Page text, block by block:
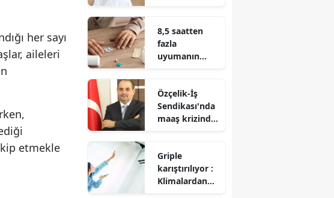
her sayı
aileleri
etmekle
paylaşım
8,5 saatten
fazla
uyumanın
ortaya çıktı
Özçelik-İş
Sendikası'nda
maaş krizinde
Griple
karıştırılıyor :
Klimalardan